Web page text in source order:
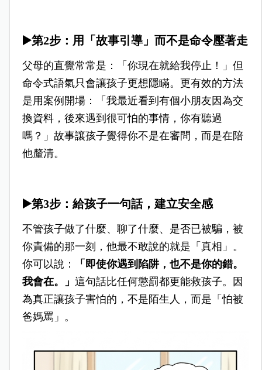
▶️第2步：用「故事引導」而不是命令壓著走
父母的直覺常常是：「你現在就給我停止！」但
命令式語氣只會讓孩子更想隱瞞。更有效的方法
是用案例開場：「我最近看到有個小朋友因為交
換資料，後來遇到很可怕的事情，你有聽過
嗎？」故事讓孩子覺得你不是在審問，而是在陪
他釐清。
▶️第3步：給孩子一句話，建立安全感
不管孩子做了什麼、聊了什麼、是否已被騙，被
你責備的那一刻，他最不敢說的就是「真相」。
你可以說：
「即使你遇到陷阱，也不是你的錯。
我會在。」 這句話比任何懲罰都更能救孩子。因
為真正讓孩子害怕的，不是陌生人，而是「怕被
爸媽罵」。